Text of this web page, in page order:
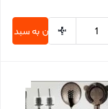
+
افزودن به سبد